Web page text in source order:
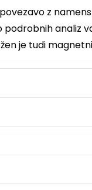
z
analiz
je tudi